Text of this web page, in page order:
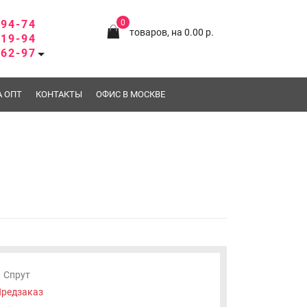
0
товаров, на 0.00 р.
74
94
97
ОПТ КОНТАКТЫ ОФИС В МОСКВЕ
Спрут